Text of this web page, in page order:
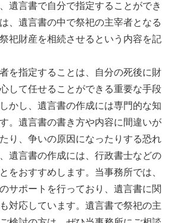
遺言書で自分で指定することができ
、遺言書の中で祭祀の主宰者となる
祀財産を相続させるという内容を記
を指定することは、自分の死後に財
して任せることができる重要な手段
かし、遺言書の作成には専門的な知
。遺言書の書き方や内容に間違いが
り、争いの原因になったりする恐れ
遺言書の作成には、行政書士などの
をおすすめします。当事務所では、
サポートを行っており、遺言書に関
対応しています。遺言書で祭祀の主